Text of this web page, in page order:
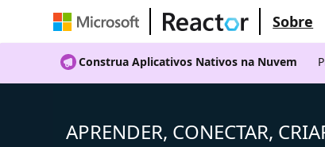
Sobre
Construa Aplicativos Nativos na Nuvem
APRENDER, CONECTAR,